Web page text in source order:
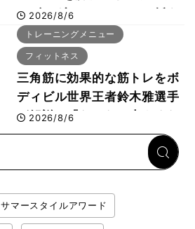
ィビルダーのリカバリー飯を
専門家がロジカル解説
2026/8/6
トレーニングメニュー
フィットネス
三角筋に効果的な筋トレをボ
ディビル世界王者鈴木雅選手
が解説！「なかなか大きくな
らない肩の鍛え方」前編
2026/8/6
サマースタイルアワード